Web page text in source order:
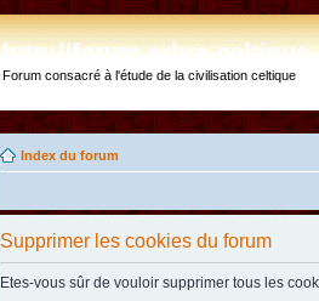
http://forum.arbre-
Forum consacré à l'étude de la civilisation celtique
Index du forum
Supprimer les cookies du forum
Etes-vous sûr de vouloir supprimer tous les